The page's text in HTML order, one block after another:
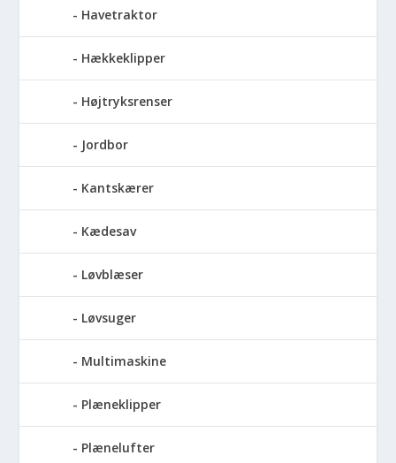
Havetraktor
Hækkeklipper
Højtryksrenser
Jordbor
Kantskærer
Kædesav
Løvblæser
Løvsuger
Multimaskine
Plæneklipper
Plænelufter